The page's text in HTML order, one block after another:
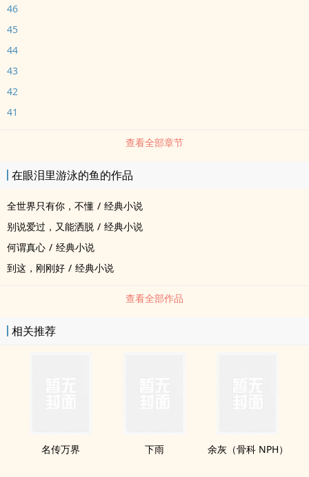
46
45
44
43
42
41
查看全部章节
在眼泪里游泳的鱼的作品
全世界只有你，不懂 / 经典小说
别说爱过，又能洒脱 / 经典小说
何谓真心 / 经典小说
到这，刚刚好 / 经典小说
查看全部作品
相关推荐
名传万界 下雨 余灰（骨科 NPH）